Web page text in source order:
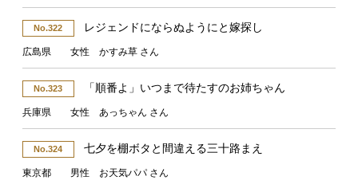
No.322 レジェンドにならぬようにと嫁探し
広島県 女性 かすみ草 さん
No.323 「順番よ」いつまで待たすのお姉ちゃん
兵庫県 女性 あっちゃん さん
No.324 七夕を棚ボタと間違える三十路まえ
東京都 男性 お天気パパ さん